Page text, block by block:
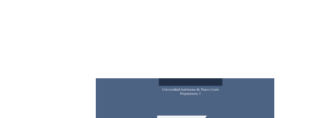
Imagen de portada